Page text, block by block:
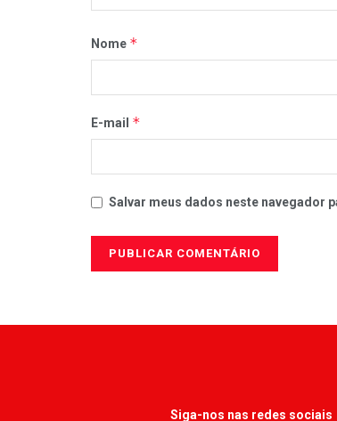
Nome *
E-mail *
Salvar meus dados neste navegador
Siga-nos nas redes sociais